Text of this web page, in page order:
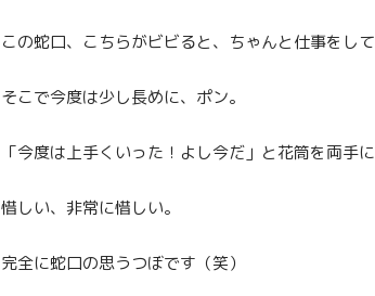
この蛇口、こちらがビビると、ちゃんと仕事をし
そこで今度は少し長めに、ポン。
「今度は上手くいった！よし今だ」と花筒を両手
惜しい、非常に惜しい。
完全に蛇口の思うつぼです（笑）